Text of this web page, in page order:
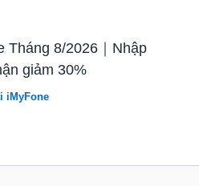
Tháng 8/2026｜Nhập
giảm 30%
iMyFone